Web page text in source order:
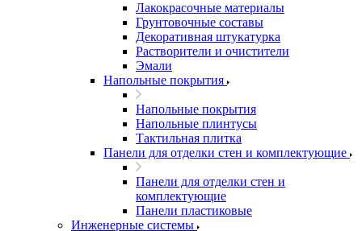
Лакокрасочные материалы
Грунтовочные составы
Декоративная штукатурка
Растворители и очистители
Эмали
Напольные покрытия
Напольные покрытия
Напольные плинтусы
Тактильная плитка
Панели для отделки стен и комплектующие
Панели для отделки стен и
комплектующие
Панели пластиковые
Инженерные системы